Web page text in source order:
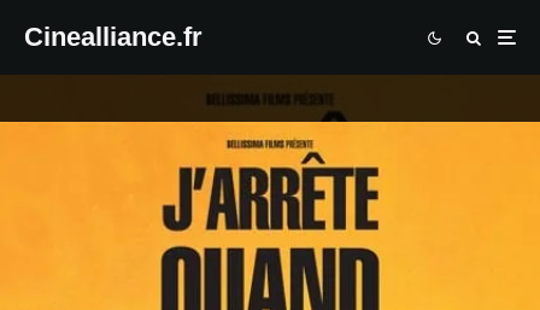
Cinealliance.fr